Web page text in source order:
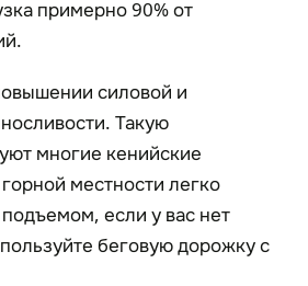
примерно 90% от
силовой и
Такую
многие кенийские
местности легко
если у вас нет
беговую дорожку с